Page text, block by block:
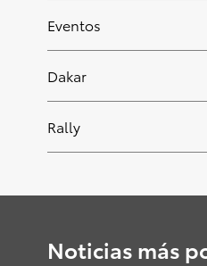
Eventos
Dakar
Rally
Noticias más